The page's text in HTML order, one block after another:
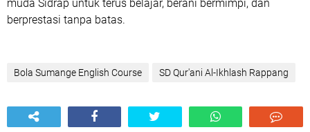
muda Sidrap untuk terus belajar, berani bermimpi, dan
berprestasi tanpa batas.
Bola Sumange English Course SD Qur'ani Al-Ikhlash Rappang